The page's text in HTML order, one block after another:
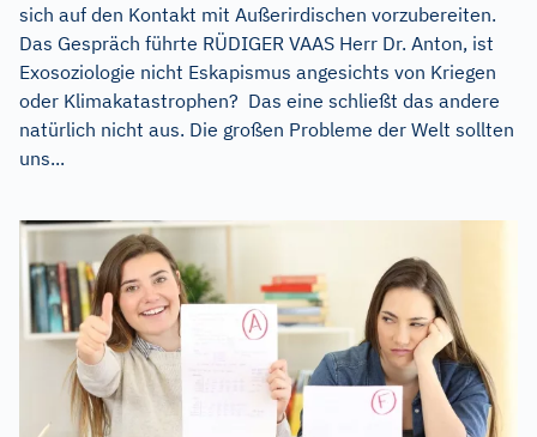
sich auf den Kontakt mit Außerirdischen vorzubereiten.
Das Gespräch führte RÜDIGER VAAS Herr Dr. Anton, ist
Exosoziologie nicht Eskapismus angesichts von Kriegen
oder Klimakatastrophen? Das eine schließt das andere
natürlich nicht aus. Die großen Probleme der Welt sollten
uns...